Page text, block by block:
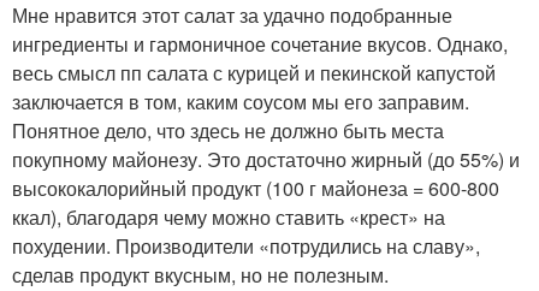
Мне нравится этот салат за удачно подобранные
ингредиенты и гармоничное сочетание вкусов. Однако,
весь смысл пп салата с курицей и пекинской капустой
заключается в том, каким соусом мы его заправим.
Понятное дело, что здесь не должно быть места
покупному майонезу. Это достаточно жирный (до 55%) и
высококалорийный продукт (100 г майонеза = 600-800
ккал), благодаря чему можно ставить «крест» на
похудении. Производители «потрудились на славу»,
сделав продукт вкусным, но не полезным.